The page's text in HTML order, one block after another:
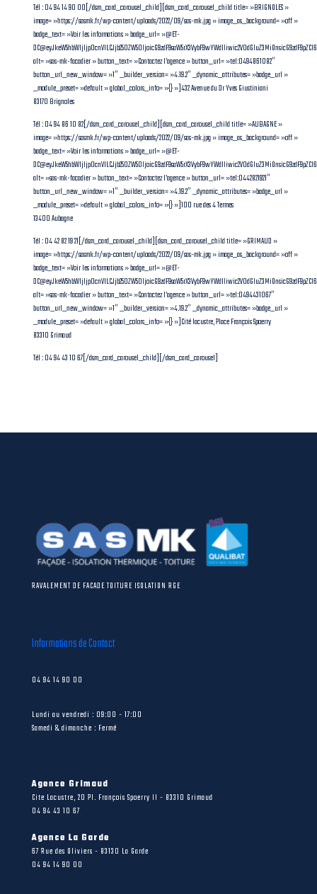
Tél : 04 94 14 90 00[/dsm_card_carousel_child][dsm_card_carousel_child title= »BRIGNOLES »
image= »https://sasmk.fr/wp-content/uploads/2022/09/sas-mk.jpg » image_as_background= »off »
badge_text= »Voir les informations » badge_url= »@ET-
alt= »sas-mk-facadier » button_text= »Contactez l’agence » button_url= »tel:0494861082″
button_url_new_window= »1″ _builder_version= »4.19.2″ _dynamic_attributes= »badge_url »
_module_preset= »default » global_colors_info= »{} »]432 Avenue du Dr Yves Giustiniani
83170 Brignoles
Tél : 04 94 86 10 82[/dsm_card_carousel_child][dsm_card_carousel_child title= »AUBAGNE »
image= »https://sasmk.fr/wp-content/uploads/2022/09/sas-mk.jpg » image_as_background= »off »
badge_text= »Voir les informations » badge_url= »@ET-
alt= »sas-mk-facadier » button_text= »Contactez l’agence » button_url= »tel:0442821921″
button_url_new_window= »1″ _builder_version= »4.19.2″ _dynamic_attributes= »badge_url »
_module_preset= »default » global_colors_info= »{} »]100 rue des 4 Termes
13400 Aubagne
Tél : 04 42 82 19 21[/dsm_card_carousel_child][dsm_card_carousel_child title= »GRIMAUD »
image= »https://sasmk.fr/wp-content/uploads/2022/09/sas-mk.jpg » image_as_background= »off »
badge_text= »Voir les informations » badge_url= »@ET-
alt= »sas-mk-facadier » button_text= »Contactez l’agence » button_url= »tel:0494431067″
button_url_new_window= »1″ _builder_version= »4.19.2″ _dynamic_attributes= »badge_url »
_module_preset= »default » global_colors_info= »{} »]Cité lacustre, Place François Spoerry
83310 Grimaud
Tél : 04 94 43 10 67[/dsm_card_carousel_child][/dsm_card_carousel]
RAVALEMENT DE FACADE TOITURE ISOLATION RGE
Informations de Contact
04 94 14 90 00
Lundi au vendredi : 09:00 - 17:00
Samedi & dimanche : Fermé
Agence Grimaud
Cite Lacustre, 20 Pl. François Spoerry II - 83310 Grimaud
04 94 43 10 67
Agence La Garde
67 Rue des Oliviers - 83130 La Garde
04 94 14 90 00